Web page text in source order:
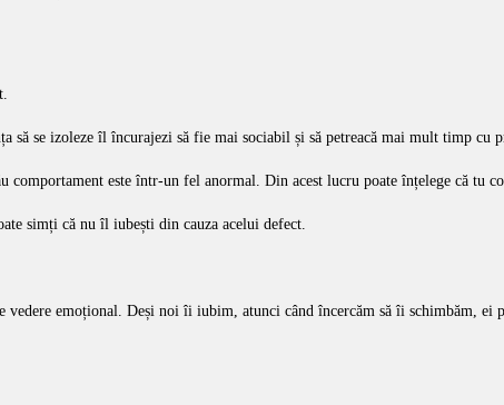
să se izoleze îl încurajezi să fie mai sociabil și să petreacă mai mult timp cu
este într-un fel anormal. Din acest lucru poate înțelege că tu
simți că nu îl iubești din cauza acelui defect.
emoțional. Deși noi îi iubim, atunci când încercăm să îi schimbăm, ei